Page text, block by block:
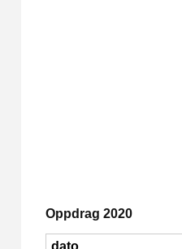
Oppdrag 2020